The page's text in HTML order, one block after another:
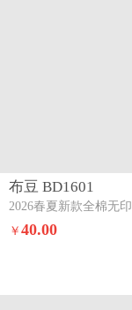
布豆 BD1601
￥40.00